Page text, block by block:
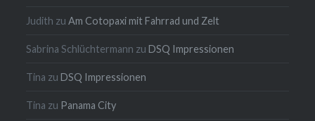
Judith zuAm Cotopaxi mit Fahrrad und Zelt
Sabrina Schlüchtermann zuDSQ Impressionen
Tina zuDSQ Impressionen
Tina zu Panama City